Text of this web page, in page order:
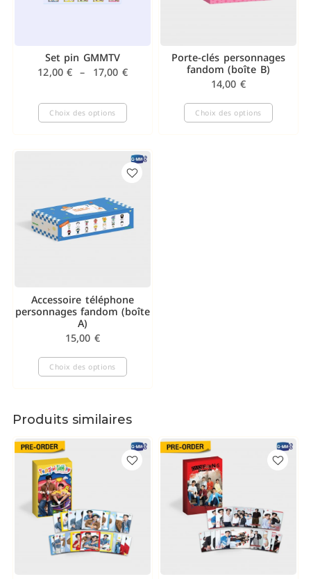
Set pin GMMTV
12,00€ – 17,00 €
Choix des options
Porte-clés personnages
fandom (boîte B)
14,00 €
Choix des options
Accessoire téléphone
personnages fandom (boîte
A)
15,00 €
Choix des options
Produits similaires